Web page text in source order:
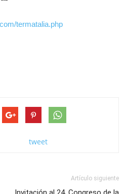
termatalia.php
tweet
Artículo siguiente